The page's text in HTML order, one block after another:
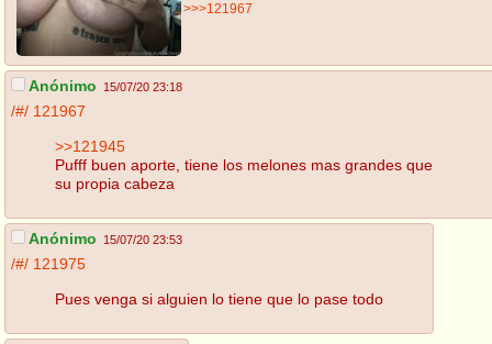
>>>121967
Anónimo 15/07/20 23:18
/#/ 121967
>>121945
Pufff buen aporte, tiene los melones mas grandes que
su propia cabeza
Anónimo 15/07/20 23:53
/#/ 121975
Pues venga si alguien lo tiene que lo pase todo